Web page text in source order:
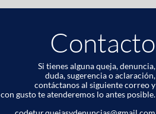
Contacto
Si tienes alguna queja, denuncia,
duda, sugerencia o aclaración,
contáctanos al siguiente correo y
con gusto te atenderemos lo antes posible.